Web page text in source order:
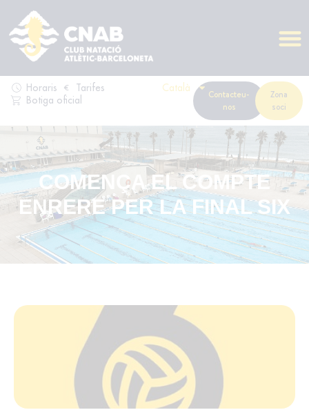
Català
Horaris
Tarifes
Botiga oficial
Contacteu-
nos
Zona
soci
COMENÇA EL COMPTE
ENRERE PER LA FINAL SIX